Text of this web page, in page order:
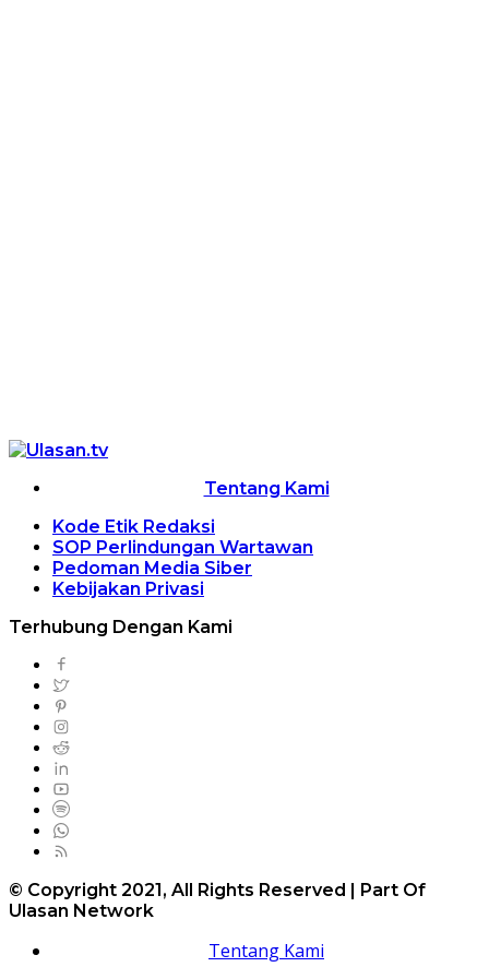
Tentang Kami
Kode Etik Redaksi
SOP Perlindungan Wartawan
Pedoman Media Siber
Kebijakan Privasi
Terhubung Dengan Kami
© Copyright 2021, All Rights Reserved | Part Of
Ulasan Network
Tentang Kami